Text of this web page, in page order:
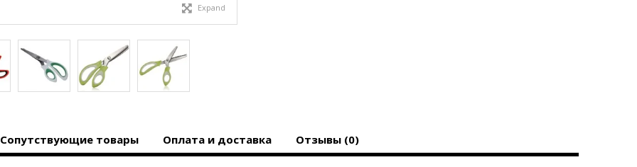
Expand
Сопутствующие товары Оплата и доставка Отзывы (0)